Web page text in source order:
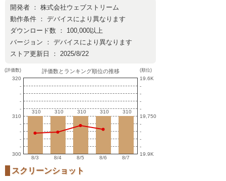
開発者 ： 株式会社ウェブストリーム
動作条件 ： デバイスにより異なります
ダウンロード数 ： 100,000以上
バージョン ： デバイスにより異なります
ストア更新日 ： 2025/8/22
(評価数)
320
-
-
-
-
310
-
-
-
-
300
評価数とランキング順位の推移
310
310 310
310 310
310 310
310 310
310
8/3 8/4 8/5 8/6 8/7
(順位)
19.6K
-
-
-
-
19,750
-
-
-
-
19.9K
スクリーンショット